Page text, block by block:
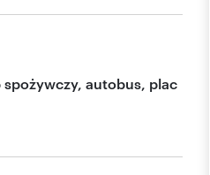
autobus, plac